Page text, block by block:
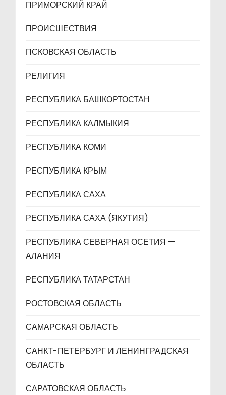
ПРИМОРСКИЙ КРАЙ
ПРОИСШЕСТВИЯ
ПСКОВСКАЯ ОБЛАСТЬ
РЕЛИГИЯ
РЕСПУБЛИКА БАШКОРТОСТАН
РЕСПУБЛИКА КАЛМЫКИЯ
РЕСПУБЛИКА КОМИ
РЕСПУБЛИКА КРЫМ
РЕСПУБЛИКА САХА
РЕСПУБЛИКА САХА (ЯКУТИЯ)
РЕСПУБЛИКА СЕВЕРНАЯ ОСЕТИЯ —
АЛАНИЯ
РЕСПУБЛИКА ТАТАРСТАН
РОСТОВСКАЯ ОБЛАСТЬ
САМАРСКАЯ ОБЛАСТЬ
САНКТ-ПЕТЕРБУРГ И ЛЕНИНГРАДСКАЯ
ОБЛАСТЬ
САРАТОВСКАЯ ОБЛАСТЬ